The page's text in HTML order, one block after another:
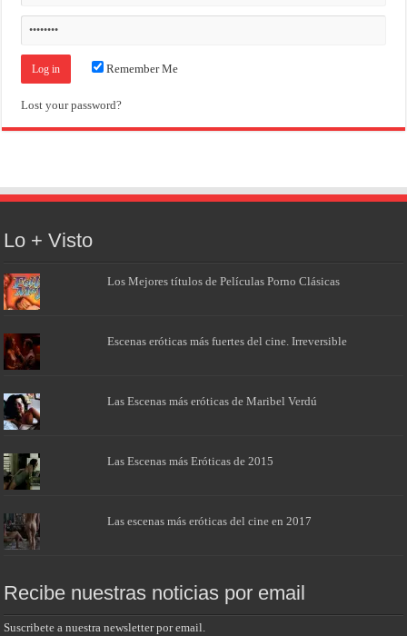
Remember Me
Lost your password?
Lo + Visto
Los Mejores títulos de Películas Porno Clásicas
Escenas eróticas más fuertes del cine. Irreversible
Las Escenas más eróticas de Maribel Verdú
Las Escenas más Eróticas de 2015
Las escenas más eróticas del cine en 2017
Recibe nuestras noticias por email
Suscribete a nuestra newsletter por email.